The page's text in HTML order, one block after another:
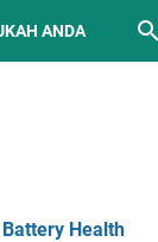
ANDA
Health